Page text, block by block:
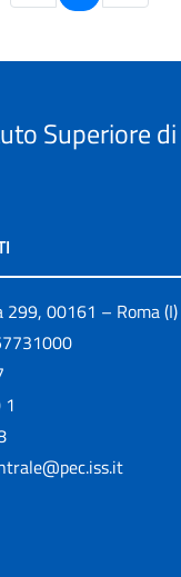
Superiore
299, 00161 – Roma (I)